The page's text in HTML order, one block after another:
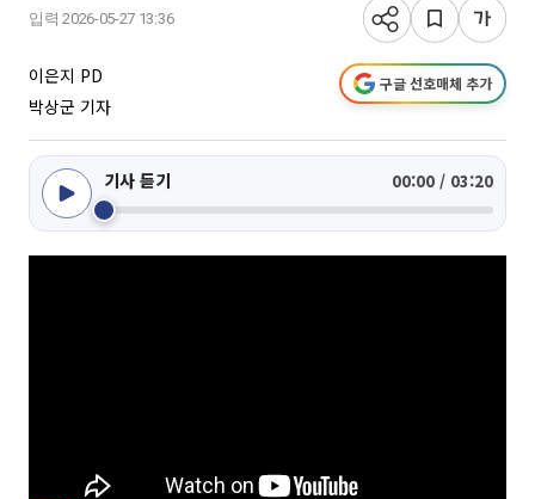
입력 2026-05-27 13:36
이은지 PD
박상군 기자
구글 선호매체 추가
기사 듣기 00:00 / 03:20